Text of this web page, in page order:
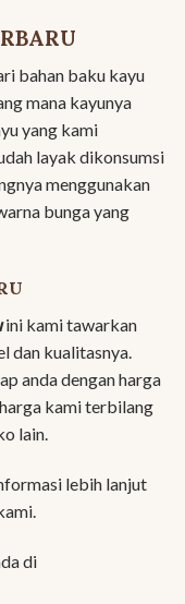
bahan baku kayu
mana kayunya
yang kami
layak dikonsumsi
menggunakan
bunga yang
ini kami tawarkan
dan kualitasnya.
anda dengan harga
kami terbilang
lain.
lebih lanjut
di